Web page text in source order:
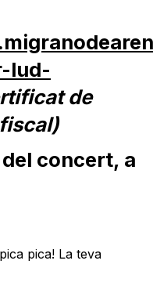
lud-
de
concert, a
pica! La teva